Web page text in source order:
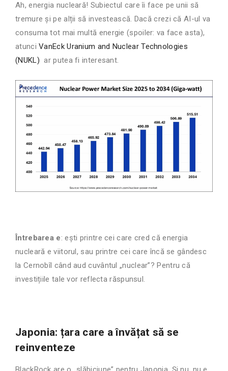
Ah, energia nucleară! Subiectul care îi face pe unii să
tremure și pe alții să investească. Dacă crezi că AI-ul va
consuma tot mai multă energie (spoiler: va face asta),
atunciVanEck Uranium and Nuclear Technologies
(NUKL) ar putea fi interesant.
Întrebarea e: ești printre cei care cred că energia
nucleară e viitorul, sau printre cei care încă se gândesc
la Cernobîl când aud cuvântul „nuclear”? Pentru că
investițiile tale vor reflecta răspunsul.
Japonia: țara care a învățat să se
reinventeze